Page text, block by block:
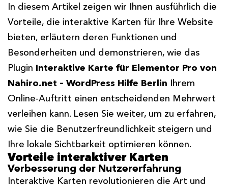
In diesem Artikel zeigen wir Ihnen ausführlich die
Vorteile, die interaktive Karten für Ihre Website
bieten, erläutern deren Funktionen und
Besonderheiten und demonstrieren, wie das
Plugin Interaktive Karte für Elementor Pro von
Nahiro.net – WordPress Hilfe Berlin Ihrem
Online-Auftritt einen entscheidenden Mehrwert
verleihen kann. Lesen Sie weiter, um zu erfahren,
wie Sie die Benutzerfreundlichkeit steigern und
Ihre lokale Sichtbarkeit optimieren können.
Vorteile interaktiver Karten
Verbesserung der Nutzererfahrung
Interaktive Karten revolutionieren die Art und